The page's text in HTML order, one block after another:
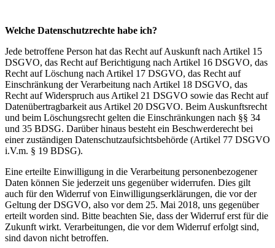
Welche Datenschutzrechte habe ich?
Jede betroffene Person hat das Recht auf Auskunft nach Artikel 15
DSGVO, das Recht auf Berichtigung nach Artikel 16 DSGVO, das
Recht auf Löschung nach Artikel 17 DSGVO, das Recht auf
Einschränkung der Verarbeitung nach Artikel 18 DSGVO, das
Recht auf Widerspruch aus Artikel 21 DSGVO sowie das Recht auf
Datenübertragbarkeit aus Artikel 20 DSGVO. Beim Auskunftsrecht
und beim Löschungsrecht gelten die Einschränkungen nach §§ 34
und 35 BDSG. Darüber hinaus besteht ein Beschwerderecht bei
einer zuständigen Datenschutzaufsichtsbehörde (Artikel 77 DSGVO
i.V.m. § 19 BDSG).
Eine erteilte Einwilligung in die Verarbeitung personenbezogener
Daten können Sie jederzeit uns gegenüber widerrufen. Dies gilt
auch für den Widerruf von Einwilligungserklärungen, die vor der
Geltung der DSGVO, also vor dem 25. Mai 2018, uns gegenüber
erteilt worden sind. Bitte beachten Sie, dass der Widerruf erst für die
Zukunft wirkt. Verarbeitungen, die vor dem Widerruf erfolgt sind,
sind davon nicht betroffen.